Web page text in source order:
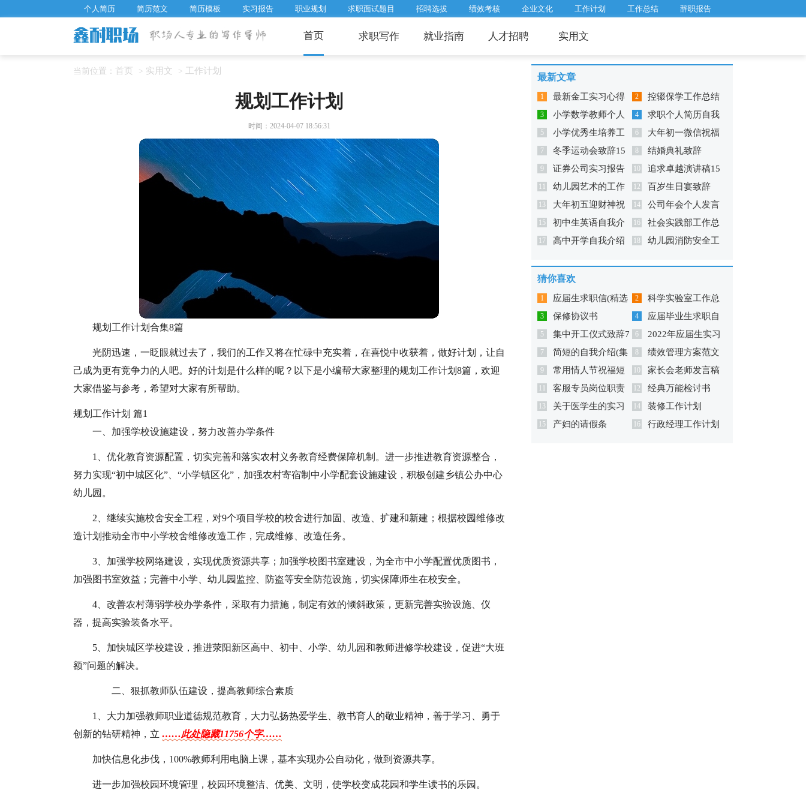
个人简历 简历范文 简历模板 实习报告 职业规划 求职面试题目 招聘选拔 绩效考核 企业文化 工作计划 工作总结 辞职报告
首页 求职写作 就业指南 人才招聘 实用文
当前位置： 首页 > 实用文 > 工作计划
规划工作计划
时间：2024-04-07 18:56:31
规划工作计划合集8篇
光阴迅速，一眨眼就过去了，我们的工作又将在忙碌中充实着，在喜悦中收获着，做好计划，让自
己成为更有竞争力的人吧。好的计划是什么样的呢？以下是小编帮大家整理的规划工作计划8篇，欢迎
大家借鉴与参考，希望对大家有所帮助。
规划工作计划 篇1
一、加强学校设施建设，努力改善办学条件
1、优化教育资源配置，切实完善和落实农村义务教育经费保障机制。进一步推进教育资源整合，
努力实现“初中城区化”、“小学镇区化”，加强农村寄宿制中小学配套设施建设，积极创建乡镇公办中心
幼儿园。
2、继续实施校舍安全工程，对9个项目学校的校舍进行加固、改造、扩建和新建；根据校园维修改
造计划推动全市中小学校舍维修改造工作，完成维修、改造任务。
3、加强学校网络建设，实现优质资源共享；加强学校图书室建设，为全市中小学配置优质图书，
加强图书室效益；完善中小学、幼儿园监控、防盗等安全防范设施，切实保障师生在校安全。
4、改善农村薄弱学校办学条件，采取有力措施，制定有效的倾斜政策，更新完善实验设施、仪
器，提高实验装备水平。
5、加快城区学校建设，推进荥阳新区高中、初中、小学、幼儿园和教师进修学校建设，促进“大班
额”问题的解决。
二、狠抓教师队伍建设，提高教师综合素质
1、大力加强教师职业道德规范教育，大力弘扬热爱学生、教书育人的敬业精神，善于学习、勇于
创新的钻研精神，立 ……此处隐藏11756个字……
加快信息化步伐，100%教师利用电脑上课，基本实现办公自动化，做到资源共享。
进一步加强校园环境管理，校园环境整洁、优美、文明，使学校变成花园和学生读书的乐园。
最新文章
1
最新金工实习心得
体会
2
控辍保学工作总结
11篇
3
小学数学教师个人
工作计划15篇
4
求职个人简历自我
评价集锦15篇
5
小学优秀生培养工
作总结
6
大年初一微信祝福
语(通用14篇)
7
冬季运动会致辞15
篇
8 结婚典礼致辞
9
证券公司实习报告
(精选15篇)
10
追求卓越演讲稿15
篇
11
幼儿园艺术的工作
总结精选15篇
12 百岁生日宴致辞
13
大年初五迎财神祝
福语
14
公司年会个人发言
稿精选15篇
15
初中生英语自我介
绍集锦12篇
16
社会实践部工作总
结(集锦15篇)
17
高中开学自我介绍
18
幼儿园消防安全工
猜你喜欢
1
应届生求职信(精选
15篇)
2
科学实验室工作总
结
3 保修协议书 4
应届毕业生求职自
我介绍(汇编15篇)
5
集中开工仪式致辞7
篇
6
2022年应届生实习
证明
7
简短的自我介绍(集
合15篇)
8 绩效管理方案范文
9
常用情人节祝福短
语汇编77句
10
家长会老师发言稿
(汇编15篇)
11
客服专员岗位职责
(集锦15篇)
12 经典万能检讨书
13
关于医学生的实习
总结
14 装修工作计划
15 产妇的请假条 16 行政经理工作计划